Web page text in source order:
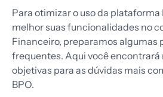
Para otimizar o uso da
melhor suas funcionalidades no
Financeiro, preparamos algumas
frequentes. Aqui você encontrará
objetivas para as dúvidas mais
BPO.